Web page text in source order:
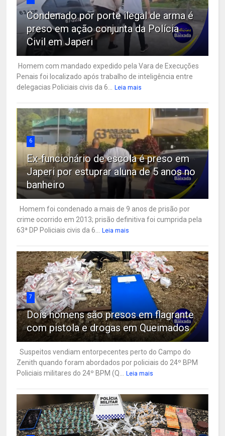
Condenado por porte ilegal de arma é
preso em ação conjunta da Polícia
Civil em Japeri
Homem com mandado expedido pela Vara de Execuções
Penais foi localizado após trabalho de inteligência entre
delegacias Policiais civis da 6...
Leia mais
6
Ex-funcionário de escola é preso em
Japeri por estuprar aluna de 5 anos no
banheiro
Homem foi condenado a mais de 9 anos de prisão por
crime ocorrido em 2013; prisão definitiva foi cumprida pela
63ª DP Policiais civis da 6...
Leia mais
7
Dois homens são presos em flagrante
com pistola e drogas em Queimados
Suspeitos vendiam entorpecentes perto do Campo do
Zenith quando foram abordados por policiais do 24º BPM
Policiais militares do 24º BPM (Q...
Leia mais